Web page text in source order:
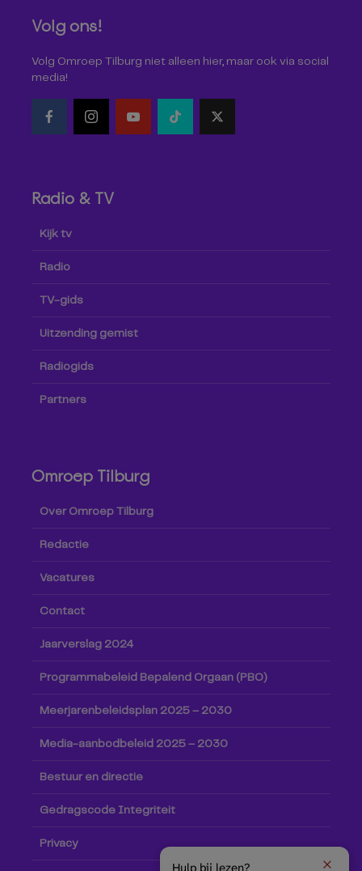
Volg ons!
Volg Omroep Tilburg niet alleen hier, maar ook via social
media!
Radio & TV
Kijk tv
Radio
TV-gids
Uitzending gemist
Radiogids
Partners
Omroep Tilburg
Over Omroep Tilburg
Redactie
Vacatures
Contact
Jaarverslag 2024
Programmabeleid Bepalend Orgaan (PBO)
Meerjarenbeleidsplan 2025 – 2030
Media-aanbodbeleid 2025 – 2030
Bestuur en directie
Gedragscode Integriteit
Privacy
Hulp bij lezen?